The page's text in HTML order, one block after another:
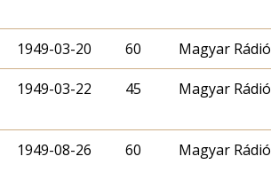
1949-03-20 60 Magyar Rádió
1949-03-22 45 Magyar Rádió
1949-08-26 60 Magyar Rádió